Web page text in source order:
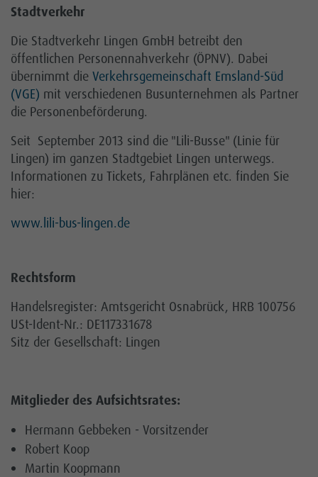
Stadtverkehr
Die Stadtverkehr Lingen GmbH betreibt den
öffentlichen Personennahverkehr (ÖPNV). Dabei
übernimmt die Verkehrsgemeinschaft Emsland-Süd
(VGE) mit verschiedenen Busunternehmen als Partner
die Personenbeförderung.
Seit September 2013 sind die "Lili-Busse" (Linie für
Lingen) im ganzen Stadtgebiet Lingen unterwegs.
Informationen zu Tickets, Fahrplänen etc. finden Sie
hier:
www.lili-bus-lingen.de
Rechtsform
Handelsregister: Amtsgericht Osnabrück, HRB 100756
USt-Ident-Nr.: DE117331678
Sitz der Gesellschaft: Lingen
Mitglieder des Aufsichtsrates:
Hermann Gebbeken - Vorsitzender
Robert Koop
Martin Koopmann